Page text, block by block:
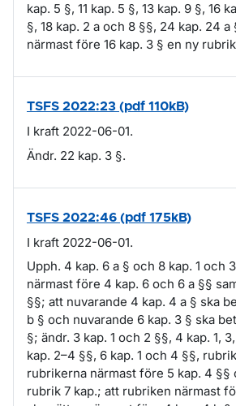
kap. 5 §, 11 kap. 5 §, 13 kap. 9 §, 16
§, 18 kap. 2 a och 8 §§, 24 kap. 24
närmast före 16 kap. 3 § en ny
TSFS 2022:23 (pdf 110kB)
I kraft 2022-06-01.
Ändr. 22 kap. 3 §.
TSFS 2022:46 (pdf 175kB)
I kraft 2022-06-01.
Upph. 4 kap. 6 a § och 8 kap. 1 och
närmast före 4 kap. 6 och 6 a §§
§§; att nuvarande 4 kap. 4 a § ska
b § och nuvarande 6 kap. 3 § ska
§; ändr. 3 kap. 1 och 2 §§, 4 kap. 1,
kap. 2–4 §§, 6 kap. 1 och 4 §§,
rubrikerna närmast före 5 kap. 4 §§
rubrik 7 kap.; att rubriken närmast